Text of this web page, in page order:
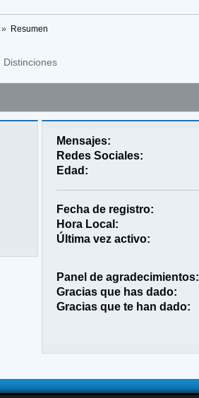
» Resumen
Distinciones
Mensajes:
Redes Sociales:
Edad:
Fecha de registro:
Hora Local:
Última vez activo:
Panel de agradecimientos:
Gracias que has dado:
Gracias que te han dado: